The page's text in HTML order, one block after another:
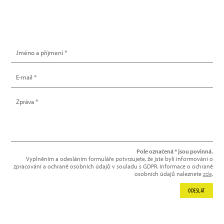
Pole označená * jsou povinná.
Vyplněním a odesláním formuláře potvrzujete, že jste byli informováni o
zpracování a ochraně osobních údajů v souladu s GDPR. Informace o ochraně
osobních údajů naleznete zde.
ODESLAT